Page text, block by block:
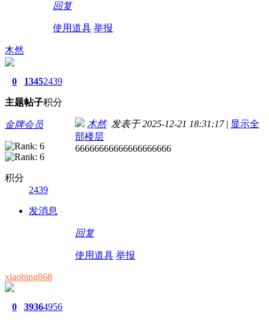
回复
使用道具 举报
木然
0
主题
1345
帖子
2439
积分
金牌会员
积分
2439
发消息
木然发表于 2025-12-21 18:31:17 | 显示全
部楼层
66666666666666666666
回复
使用道具 举报
xiaobing868
0 39364956